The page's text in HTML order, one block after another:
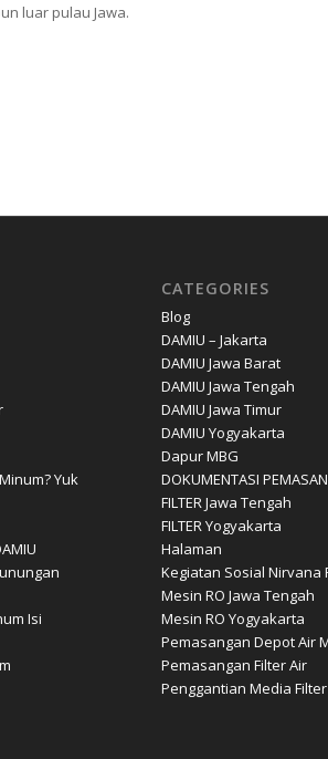
luar pulau Jawa.
Yuk
Isi
CATEGORIES
Blog
DAMIU – Jakarta
DAMIU Jawa Barat
DAMIU Jawa Tengah
DAMIU Jawa Timur
DAMIU Yogyakarta
Dapur MBG
DOKUMENTASI
FILTER Jawa Tengah
FILTER Yogyakarta
Halaman
Kegiatan Sosial Nirvana
Mesin RO Jawa Tengah
Mesin RO Yogyakarta
Pemasangan Depot Air
Pemasangan Filter Air
Penggantian Media Filter